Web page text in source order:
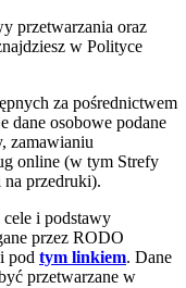
przetwarzania oraz
w Polityce
za pośrednictwem
dane osobowe podane
zamawianiu
online (w tym Strefy
przedruki).
i podstawy
przez RODO
pod tym linkiem. Dane
przetwarzane w